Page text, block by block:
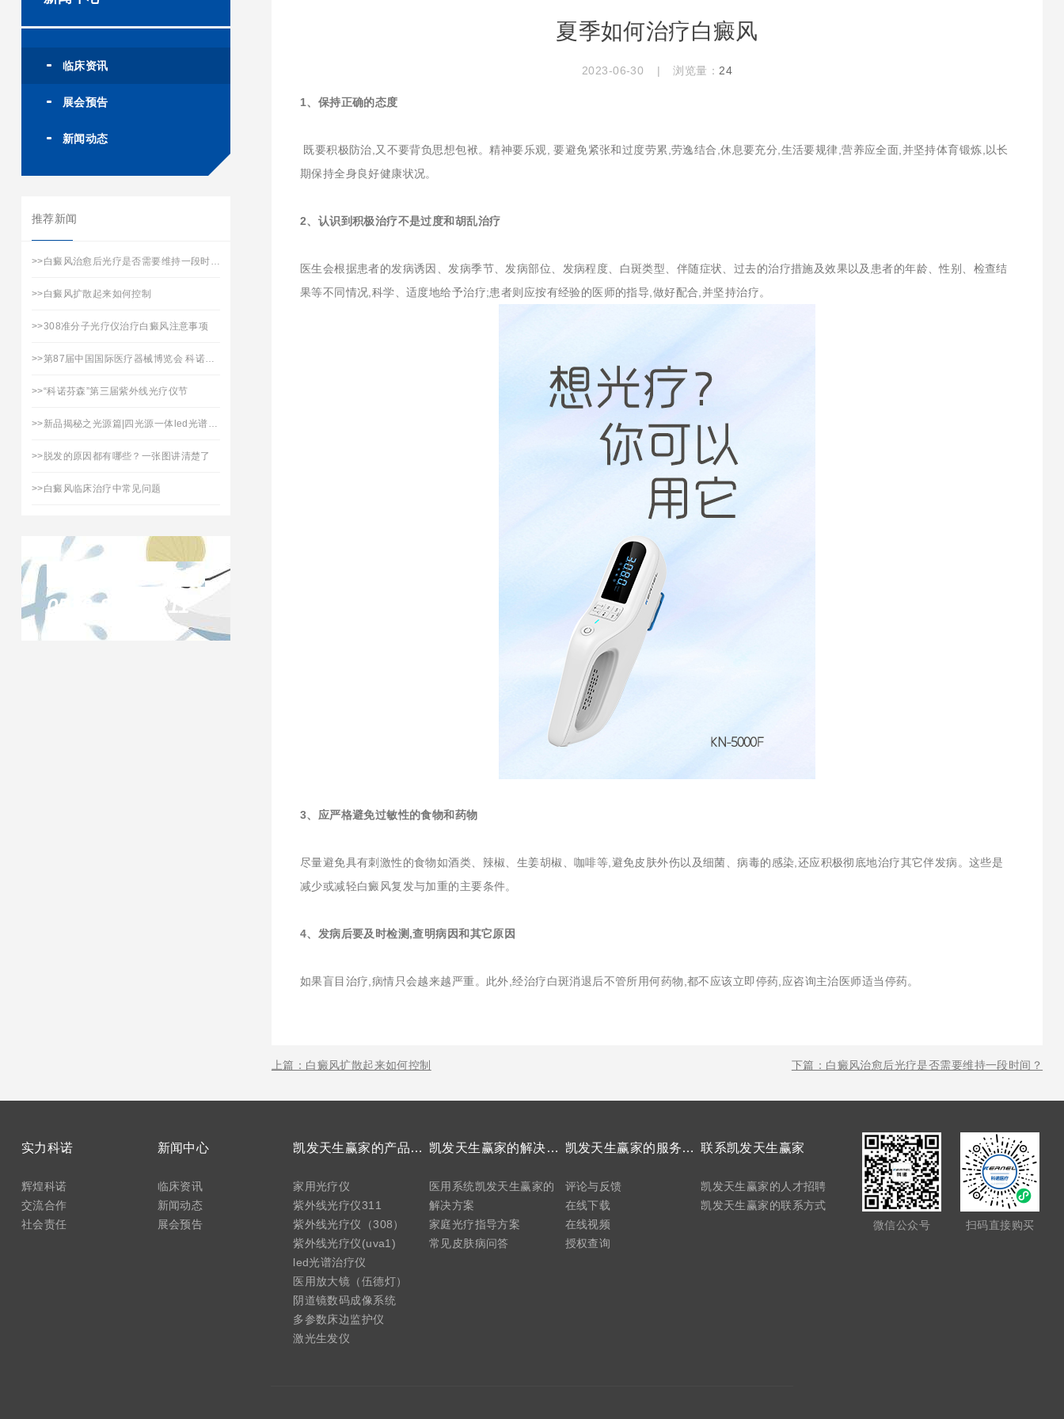
夏季如何治疗白癜风
2023-06-30 | 浏览量：24
1、保持正确的态度
既要积极防治,又不要背负思想包袱。精神要乐观, 要避免紧张和过度劳累,劳逸结合,休息要充分,生活要规律,营养应全面,并坚持体育锻炼,以长
期保持全身良好健康状况。
2、认识到积极治疗不是过度和胡乱治疗
医生会根据患者的发病诱因、发病季节、发病部位、发病程度、白斑类型、伴随症状、过去的治疗措施及效果以及患者的年龄、性别、检查结
果等不同情况,科学、适度地给予治疗;患者则应按有经验的医师的指导,做好配合,并坚持治疗。
3、应严格避免过敏性的食物和药物
尽量避免具有刺激性的食物如酒类、辣椒、生姜胡椒、咖啡等,避免皮肤外伤以及细菌、病毒的感染,还应积极彻底地治疗其它伴发病。这些是
减少或减轻白癜风复发与加重的主要条件。
4、发病后要及时检测,查明病因和其它原因
如果盲目治疗,病情只会越来越严重。此外,经治疗白斑消退后不管所用何药物,都不应该立即停药,应咨询主治医师适当停药。
上篇：白癜风扩散起来如何控制 下篇：白癜风治愈后光疗是否需要维持一段时间？
临床资讯
展会预告
新闻动态
推荐新闻
>>白癜风治愈后光疗是否需要维持一段时间？
>>白癜风扩散起来如何控制
>>308准分子光疗仪治疗白癜风注意事项
>>第87届中国国际医疗器械博览会 科诺医疗承邀您的到来
>>“科诺芬森”第三届紫外线光疗仪节
>>新品揭秘之光源篇|四光源一体led光谱治疗仪「拾光」焕新上市
>> 脱发的原因都有哪些？一张图讲清楚了
>>白癜风临床治疗中常见问题
联系凯发天生赢家
0516-87732211
实力科诺
辉煌科诺
交流合作
社会责任
新闻中心
临床资讯
新闻动态
展会预告
凯发天生赢家的产品中心
家用光疗仪
紫外线光疗仪311
紫外线光疗仪（308）
紫外线光疗仪(uva1)
led光谱治疗仪
医用放大镜（伍德灯）
阴道镜数码成像系统
多参数床边监护仪
激光生发仪
凯发天生赢家的解决方案
医用系统凯发天生赢家的
解决方案
家庭光疗指导方案
常见皮肤病问答
凯发天生赢家的服务支持
评论与反馈
在线下载
在线视频
授权查询
联系凯发天生赢家
凯发天生赢家的人才招聘
凯发天生赢家的联系方式
微信公众号
扫码直接购买